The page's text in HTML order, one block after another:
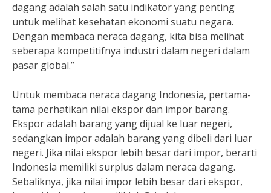
dagang adalah salah satu indikator yang penting
untuk melihat kesehatan ekonomi suatu negara.
Dengan membaca neraca dagang, kita bisa melihat
seberapa kompetitifnya industri dalam negeri dalam
pasar global.”
Untuk membaca neraca dagang Indonesia, pertama-
tama perhatikan nilai ekspor dan impor barang.
Ekspor adalah barang yang dijual ke luar negeri,
sedangkan impor adalah barang yang dibeli dari luar
negeri. Jika nilai ekspor lebih besar dari impor, berarti
Indonesia memiliki surplus dalam neraca dagang.
Sebaliknya, jika nilai impor lebih besar dari ekspor,